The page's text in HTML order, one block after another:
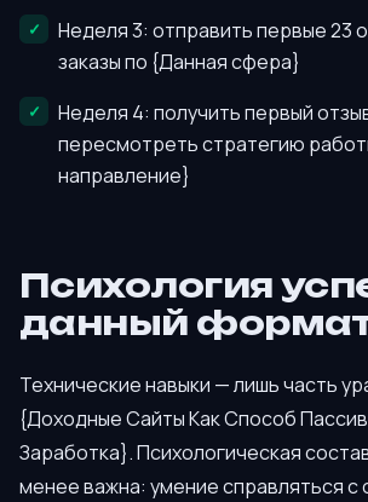
Неделя 3: отправить первые 23
заказы по {Данная сфера}
Неделя 4: получить первый
пересмотреть стратегию
направление}
Психология
данный
Технические навыки — лишь часть
{Доходные Сайты Как Способ
Заработка}. Психологическая
менее важна: умение справляться с